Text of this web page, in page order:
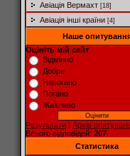
Авіація Вермахт [18]
Авіація інші країни [4]
Наше
Оцініть мій сайт
Відмінно
Добре
Непогано
Погано
Жахливо
Результати | Архів
Всього відповідей: 207
Статистика